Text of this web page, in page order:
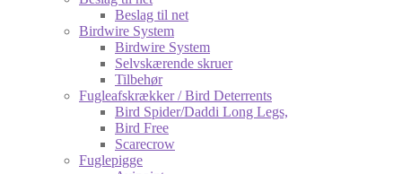
Beslag til net
Birdwire System
Birdwire System
Selvskærende skruer
Tilbehør
Fugleafskrækker / Bird Deterrents
Bird Spider/Daddi Long Legs,
Bird Free
Scarecrow
Fuglepigge